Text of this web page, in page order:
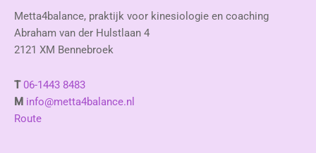
Metta4balance, praktijk voor kinesiologie en coaching
Abraham van der Hulstlaan 4
2121 XM Bennebroek
T 06-1443 8483
M info@metta4balance.nl
Route